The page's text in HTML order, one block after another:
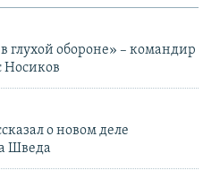
глухой обороне» – командир
Носиков
о новом деле
Шведа